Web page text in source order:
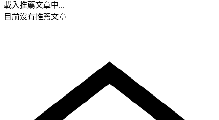
載入推薦文章中...
目前沒有推薦文章